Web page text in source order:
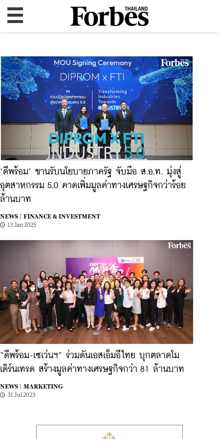
‘ดีพร้อม’ ขานรับนโยบายภาครัฐ จับมือ ส.อ.ท. มุ่งสู่
อุตสาหกรรม 5.0 คาดเพิ่มมูลค่าทางเศรษฐกิจกว่าร้อย
ล้านบาท
NEWS |
FINANCE & INVESTMENT
13 Jan 2025
“ดีพร้อม-เซเว่นฯ” ร่วมดันเอสเอ็มอีไทย บุกตลาดโม
เดิร์นเทรด สร้างมูลค่าทางเศรษฐกิจกว่า 81 ล้านบาท
NEWS |
MARKETING
31 Jul 2023